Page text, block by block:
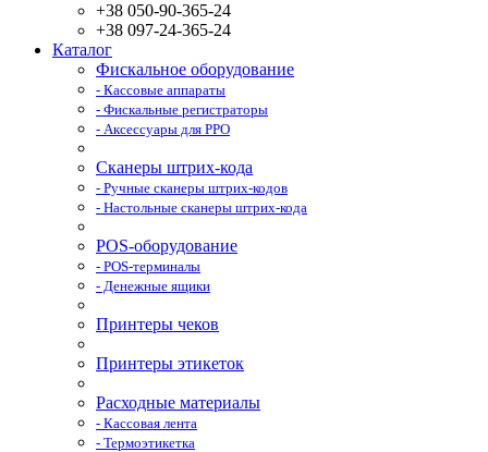
+38 050-90-365-24
+38 097-24-365-24
Каталог
Фискальное оборудование
- Кассовые аппараты
- Фискальные регистраторы
- Аксессуары для РРО
Сканеры штрих-кода
- Ручные сканеры штрих-кодов
- Настольные сканеры штрих-кода
POS-оборудование
- POS-терминалы
- Денежные ящики
Принтеры чеков
Принтеры этикеток
Расходные материалы
- Кассовая лента
- Термоэтикетка